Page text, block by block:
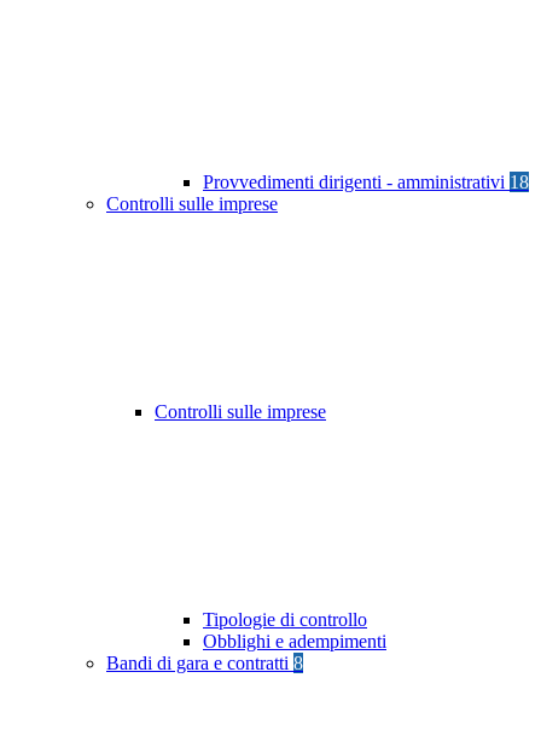
Provvedimenti dirigenti - amministrativi 18
Controlli sulle imprese
Controlli sulle imprese
Tipologie di controllo
Obblighi e adempimenti
Bandi di gara e contratti 8